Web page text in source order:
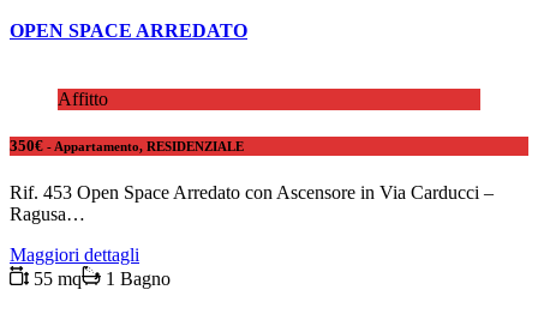
OPEN SPACE ARREDATO
Affitto
350€ - Appartamento, RESIDENZIALE
Rif. 453 Open Space Arredato con Ascensore in Via Carducci –
Ragusa…
Maggiori dettagli
55 mq
1 Bagno